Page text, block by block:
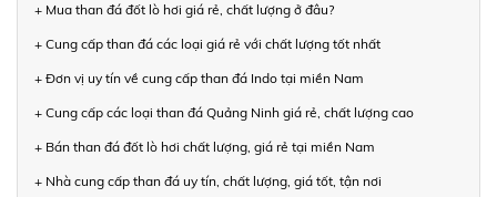
+ Mua than đá đốt lò hơi giá rẻ, chất lượng ở đâu?
+ Cung cấp than đá các loại giá rẻ với chất lượng tốt nhất
+ Đơn vị uy tín về cung cấp than đá Indo tại miền Nam
+ Cung cấp các loại than đá Quảng Ninh giá rẻ, chất lượng cao
+ Bán than đá đốt lò hơi chất lượng, giá rẻ tại miền Nam
+ Nhà cung cấp than đá uy tín, chất lượng, giá tốt, tận nơi